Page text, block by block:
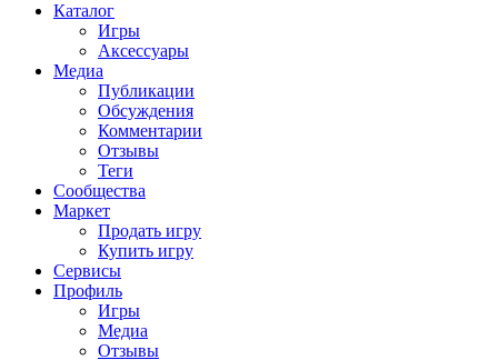
Каталог
Игры
Аксессуары
Медиа
Публикации
Обсуждения
Комментарии
Отзывы
Теги
Сообщества
Маркет
Продать игру
Купить игру
Сервисы
Профиль
Игры
Медиа
Отзывы